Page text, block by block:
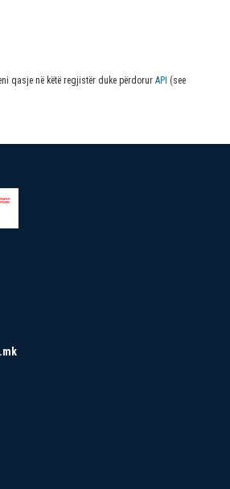
qasje në këtë regjistër duke përdorur API (see